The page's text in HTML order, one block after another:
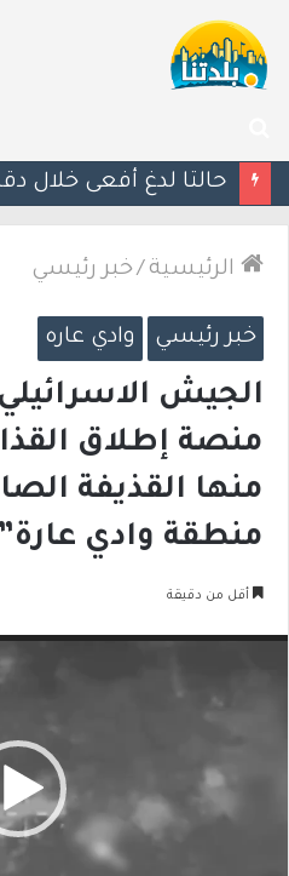
عن
الرئيسية /خبر رئيسي
خبر رئيسي وادي عاره
الجيش
منصة إطلاق
منها القذيفة
منطقة وادي عارة”
أقل من دقيقة
مشغل